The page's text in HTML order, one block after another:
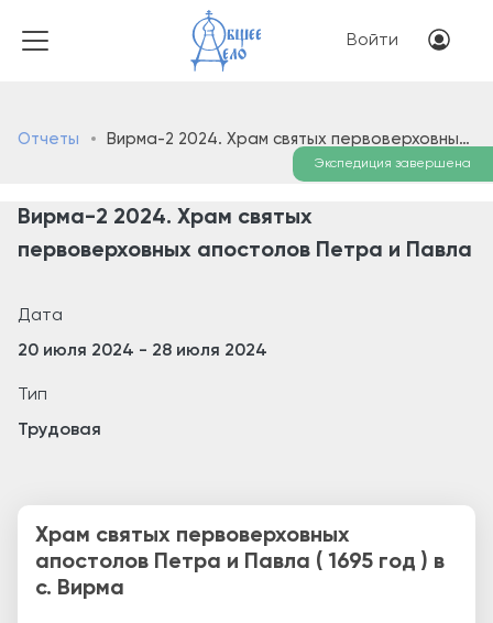
Меню
Войти
Отчеты Вирма-2 2024. Храм святых первоверховных апостолов Петра и Павла
Вирма-2 2024. Храм святых
первоверховных апостолов Петра и Павла
Экспедиция завершена
Дата
20 июля 2024 - 28 июля 2024
Тип
Трудовая
Храм святых первоверховных
апостолов Петра и Павла ( 1695 год ) в
с. Вирма